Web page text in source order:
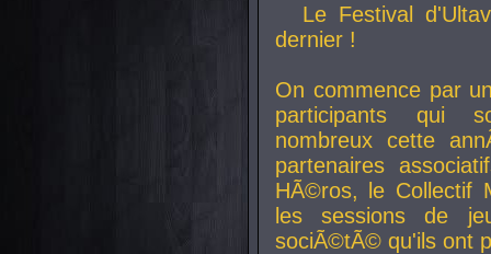
Le Festival
dernier !
On commence par
participants qui
nombreux cette
partenaires
HÃ©ros, le Collectif
les sessions de
sociÃ©tÃ© qu'ils ont